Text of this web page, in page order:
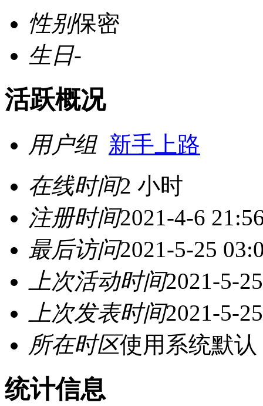
性别保密
生日-
活跃概况
用户组 新手上路
在线时间2 小时
注册时间2021-4-6
最后访问2021-5-25
上次活动时间2021-5-
上次发表时间2021-5-
所在时区使用系统默认
统计信息